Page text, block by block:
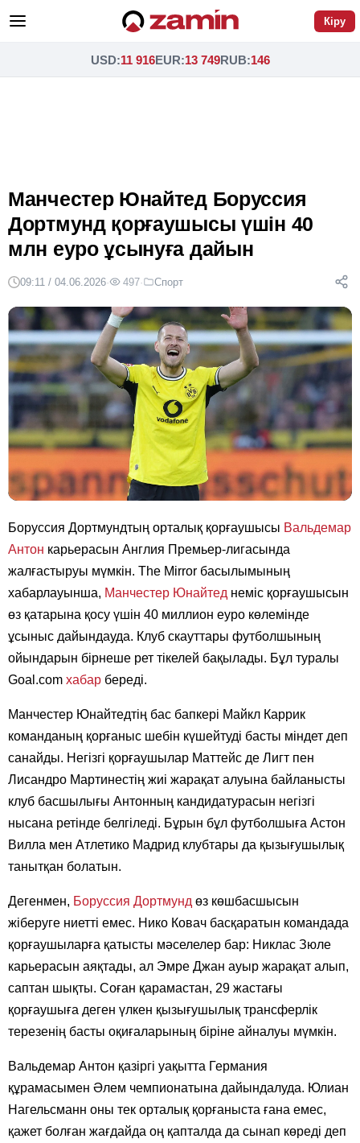
Кіру
USD:11 916EUR:13 749RUB:146
Манчестер Юнайтед Боруссия
Дортмунд қорғаушысы үшін 40
млн еуро ұсынуға дайын
09:11 / 04.06.2026· 497· Спорт
Боруссия Дортмундтың орталық қорғаушысы Вальдемар
Антон карьерасын Англия Премьер-лигасында
жалғастыруы мүмкін. The Mirror басылымының
хабарлауынша, Манчестер Юнайтед неміс қорғаушысын
өз қатарына қосу үшін 40 миллион еуро көлемінде
ұсыныс дайындауда. Клуб скауттары футболшының
ойындарын бірнеше рет тікелей бақылады. Бұл туралы
Goal.com хабар береді.
Манчестер Юнайтедтің бас бапкері Майкл Каррик
команданың қорғаныс шебін күшейтуді басты міндет деп
санайды. Негізгі қорғаушылар Маттейс де Лигт пен
Лисандро Мартинестің жиі жарақат алуына байланысты
клуб басшылығы Антонның кандидатурасын негізгі
нысана ретінде белгіледі. Бұрын бұл футболшыға Астон
Вилла мен Атлетико Мадрид клубтары да қызығушылық
танытқан болатын.
Дегенмен, Боруссия Дортмунд өз көшбасшысын
жіберуге ниетті емес. Нико Ковач басқаратын командада
қорғаушыларға қатысты мәселелер бар: Никлас Зюле
карьерасын аяқтады, ал Эмре Джан ауыр жарақат алып,
саптан шықты. Соған қарамастан, 29 жастағы
қорғаушыға деген үлкен қызығушылық трансферлік
терезенің басты оқиғаларының біріне айналуы мүмкін.
Вальдемар Антон қазіргі уақытта Германия
құрамасымен Әлем чемпионатына дайындалуда. Юлиан
Нагельсманн оны тек орталық қорғаныста ғана емес,
қажет болған жағдайда оң қапталда да сынап көреді деп